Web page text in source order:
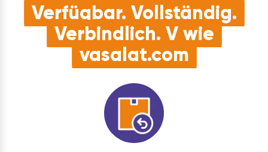
Verfügbar. Vollständig.
Verbindlich. V wie
vasalat.com